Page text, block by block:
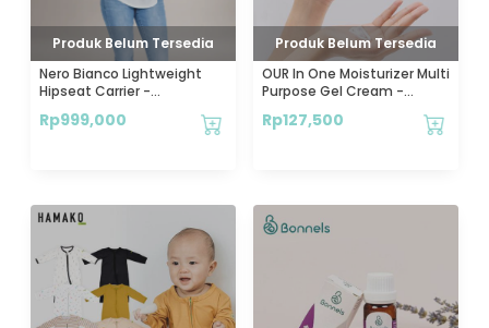
Produk Belum Tersedia
Nero Bianco Lightweight
Hipseat Carrier -
Rp999,000
Produk Belum Tersedia
OUR In One Moisturizer Multi
Purpose Gel Cream -
Rp127,500